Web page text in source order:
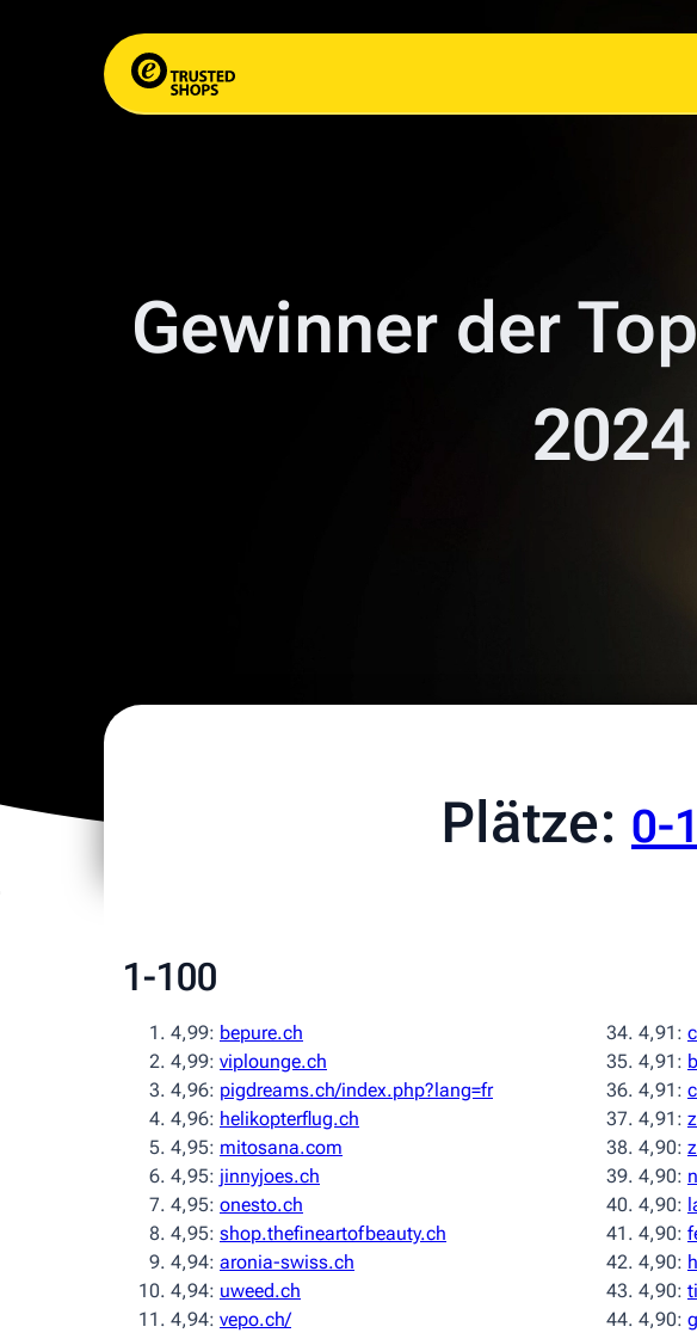
Gewinner der
Plätze: 0-
1-100
4,99: bepure.ch
4,99: viplounge.ch
4,96: pigdreams.ch/index.php?lang=fr
4,96: helikopterflug.ch
4,95: mitosana.com
4,95: jinnyjoes.ch
4,95: onesto.ch
4,95: shop.thefineartofbeauty.ch
4,94: aronia-swiss.ch
4,94: uweed.ch
4,94: vepo.ch/
4,91:
4,91:
4,91:
4,91:
4,90:
4,90:
4,90:
4,90:
4,90:
4,90:
4,90: